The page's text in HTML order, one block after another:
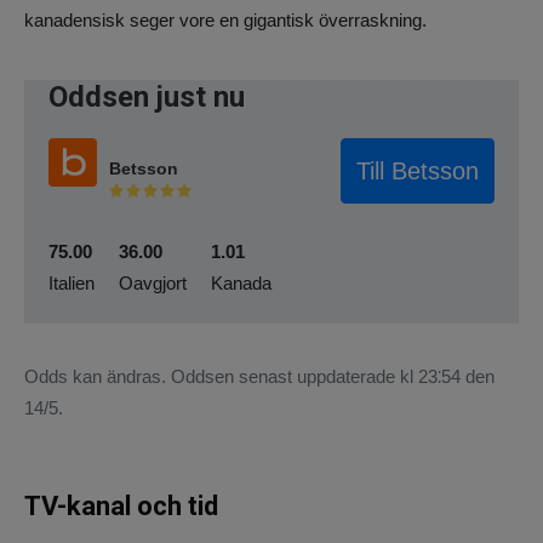
kanadensisk seger vore en gigantisk överraskning.
Oddsen just nu
Betsson
75.00
Italien
36.00
Oavgjort
1.01
Kanada
Till Betsson
Odds kan ändras. Oddsen senast uppdaterade kl 23⁚54 den
14/5.
TV-kanal och tid